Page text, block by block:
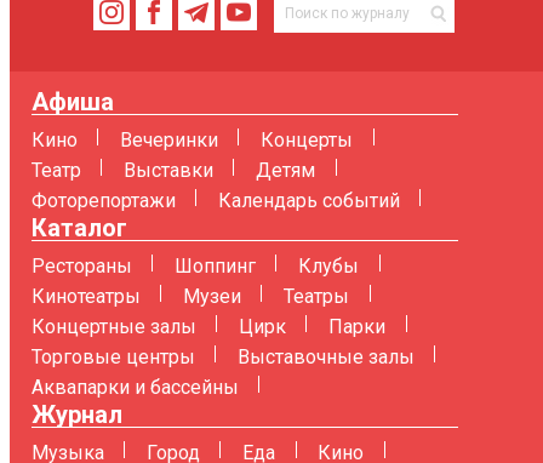
Афиша
Кино Вечеринки
Концерты
Театр
Выставки
Детям
Фоторепортажи
Календарь событий
Каталог
Рестораны Шоппинг
Клубы
Кинотеатры
Музеи
Театры
Концертные залы
Цирк
Парки
Торговые центры
Выставочные залы
Аквапарки и бассейны
Журнал
Музыка Город Еда Кино